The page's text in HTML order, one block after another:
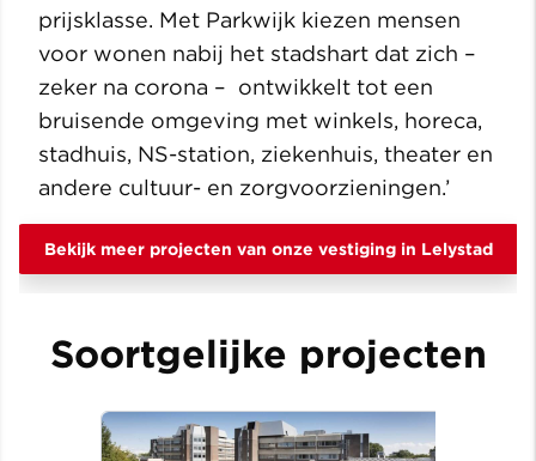
prijsklasse. Met Parkwijk kiezen mensen
voor wonen nabij het stadshart dat zich –
zeker na corona – ontwikkelt tot een
bruisende omgeving met winkels, horeca,
stadhuis, NS-station, ziekenhuis, theater en
andere cultuur- en zorgvoorzieningen.’
Bekijk meer projecten van onze vestiging in Lelystad
Soortgelijke projecten